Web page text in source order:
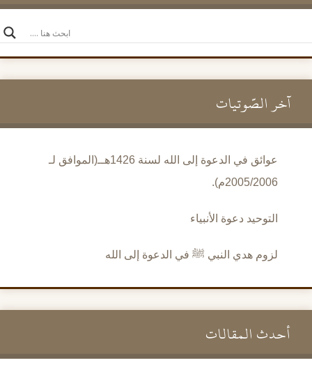
آخر الصَّوتيات
عوائق في الدعوة إلى الله لسنة 1426هــ(الموافق لـ
2005/2006م).
التوحيد دعوة الأنبياء
لزوم هدي النبي ﷺ في الدعوة إلى الله
أحدث المقالات